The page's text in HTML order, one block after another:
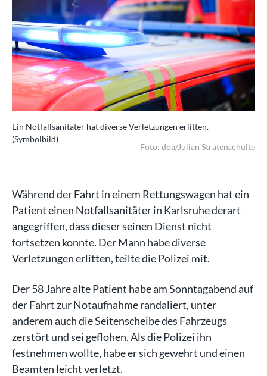
Ein Notfallsanitäter hat diverse Verletzungen erlitten.
(Symbolbild)
Foto: dpa/Julian Stratenschulte
Während der Fahrt in einem Rettungswagen hat ein
Patient einen Notfallsanitäter in Karlsruhe derart
angegriffen, dass dieser seinen Dienst nicht
fortsetzen konnte. Der Mann habe diverse
Verletzungen erlitten, teilte die Polizei mit.
Der 58 Jahre alte Patient habe am Sonntagabend auf
der Fahrt zur Notaufnahme randaliert, unter
anderem auch die Seitenscheibe des Fahrzeugs
zerstört und sei geflohen. Als die Polizei ihn
festnehmen wollte, habe er sich gewehrt und einen
Beamten leicht verletzt.